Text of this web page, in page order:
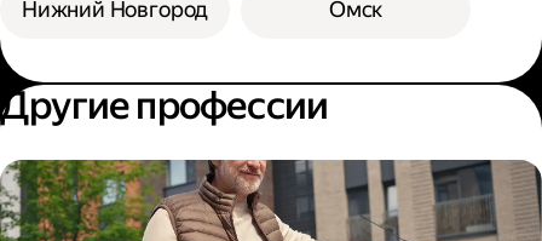
Нижний Новгород Омск
Другие профессии